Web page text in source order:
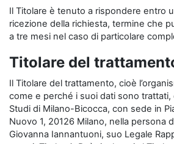
Il Titolare è tenuto a rispondere entro
ricezione della richiesta, termine che
a tre mesi nel caso di particolare
Titolare del
Il Titolare del trattamento, cioè
come e perché i suoi dati sono trattati,
Studi di Milano-Bicocca, con sede in
Nuovo 1, 20126 Milano, nella persona
Giovanna Iannantuoni, suo Legale